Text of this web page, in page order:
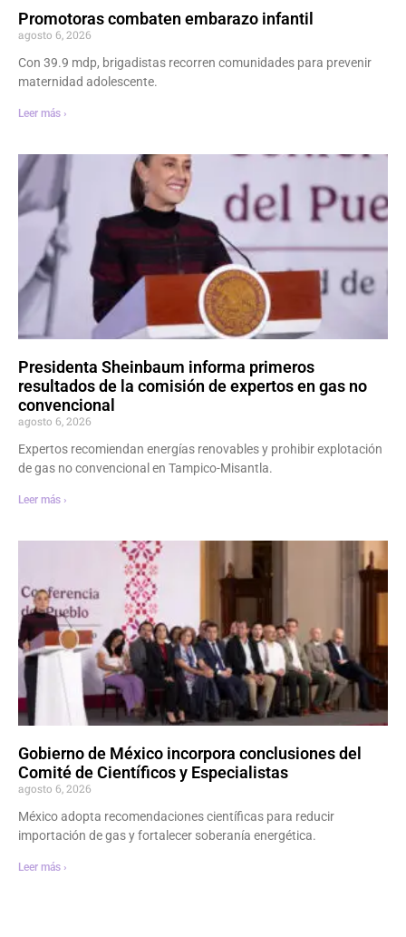
Promotoras combaten embarazo infantil
agosto 6, 2026
Con 39.9 mdp, brigadistas recorren comunidades para prevenir
maternidad adolescente.
Leer más ›
Presidenta Sheinbaum informa primeros
resultados de la comisión de expertos en gas no
convencional
agosto 6, 2026
Expertos recomiendan energías renovables y prohibir explotación
de gas no convencional en Tampico-Misantla.
Leer más ›
Gobierno de México incorpora conclusiones del
Comité de Científicos y Especialistas
agosto 6, 2026
México adopta recomendaciones científicas para reducir
importación de gas y fortalecer soberanía energética.
Leer más ›